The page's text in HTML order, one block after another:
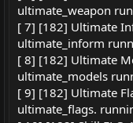
ultimate_weapon
[ 7] [182] Ultimate
ultimate_inform
[ 8] [182] Ultimate
ultimate_models
[ 9] [182] Ultimate
ultimate_flags.